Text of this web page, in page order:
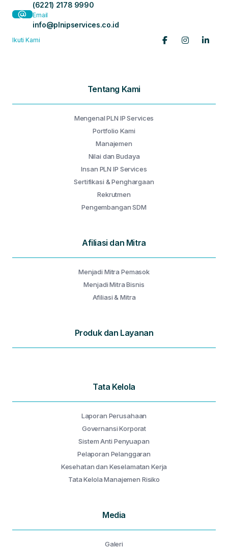
(6221) 2178 9990
Email
info@plnipservices.co.id
Ikuti Kami
Tentang Kami
Mengenal PLN IP Services
Portfolio Kami
Manajemen
Nilai dan Budaya
Insan PLN IP Services
Sertifikasi & Penghargaan
Rekrutmen
Pengembangan SDM
Afiliasi dan Mitra
Menjadi Mitra Pemasok
Menjadi Mitra Bisnis
Afiliasi & Mitra
Produk dan Layanan
Tata Kelola
Laporan Perusahaan
Governansi Korporat
Sistem Anti Penyuapan
Pelaporan Pelanggaran
Kesehatan dan Keselamatan Kerja
Tata Kelola Manajemen Risiko
Media
Galeri